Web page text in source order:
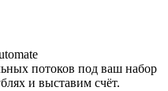
потоков под ваш набор
и выставим счёт.